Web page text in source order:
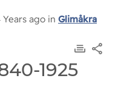
Years ago in Glimåkra
1925